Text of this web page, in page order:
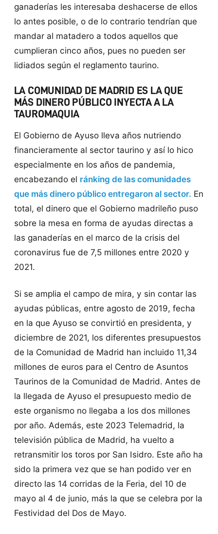
ganaderías les interesaba deshacerse de ellos
lo antes posible, o de lo contrario tendrían que
mandar al matadero a todos aquellos que
cumplieran cinco años, pues no pueden ser
lidiados según el reglamento taurino.
LA COMUNIDAD DE MADRID ES LA QUE
MÁS DINERO PÚBLICO INYECTA A LA
TAUROMAQUIA
El Gobierno de Ayuso lleva años nutriendo
financieramente al sector taurino y así lo hico
especialmente en los años de pandemia,
encabezando el ránking de las comunidades
que más dinero público entregaron al sector. En
total, el dinero que el Gobierno madrileño puso
sobre la mesa en forma de ayudas directas a
las ganaderías en el marco de la crisis del
coronavirus fue de 7,5 millones entre 2020 y
2021.
Si se amplia el campo de mira, y sin contar las
ayudas públicas, entre agosto de 2019, fecha
en la que Ayuso se convirtió en presidenta, y
diciembre de 2021, los diferentes presupuestos
de la Comunidad de Madrid han incluido 11,34
millones de euros para el Centro de Asuntos
Taurinos de la Comunidad de Madrid. Antes de
la llegada de Ayuso el presupuesto medio de
este organismo no llegaba a los dos millones
por año. Además, este 2023 Telemadrid, la
televisión pública de Madrid, ha vuelto a
retransmitir los toros por San Isidro. Este año ha
sido la primera vez que se han podido ver en
directo las 14 corridas de la Feria, del 10 de
mayo al 4 de junio, más la que se celebra por la
Festividad del Dos de Mayo.